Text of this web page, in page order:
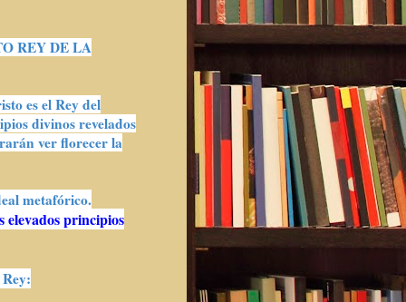
REY DE LA
es el Rey del
divinos revelados
ver florecer la
metafórico.
elevados principios